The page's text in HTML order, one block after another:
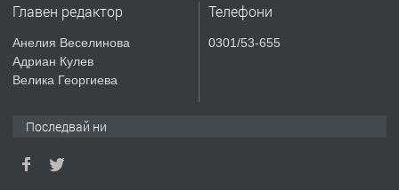
ТЪРСИ
Главен редактор
Анелия Веселинова
Адриан Кулев
Велика Георгиева
Телефони
0301/53-655
Последвай ни